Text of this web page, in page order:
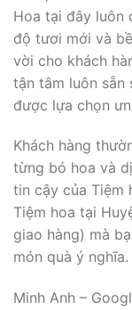
Hoa tại đây luôn
độ tươi mới và
vời cho khách
tận tâm luôn sẵn
được lựa chọn
Khách hàng
từng bó hoa và
tin cậy của Tiệm
Tiệm hoa tại
giao hàng) mà
món quà ý nghĩa.
Minh Anh –